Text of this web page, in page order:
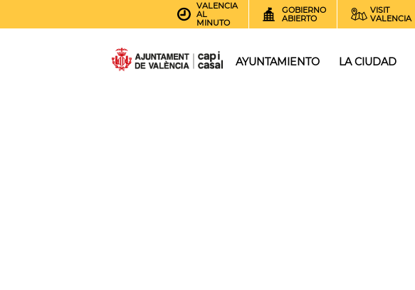
VALENCIA
AL
MINUTO
GOBIERNO
ABIERTO
VISIT
VALENCIA
AYUNTAMIENTO LA CIUDAD